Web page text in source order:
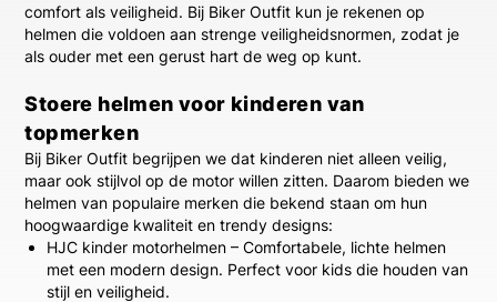
comfort als veiligheid. Bij Biker Outfit kun je rekenen op
helmen die voldoen aan strenge veiligheidsnormen, zodat je
als ouder met een gerust hart de weg op kunt.
Stoere helmen voor kinderen van
topmerken
Bij Biker Outfit begrijpen we dat kinderen niet alleen veilig,
maar ook stijlvol op de motor willen zitten. Daarom bieden we
helmen van populaire merken die bekend staan om hun
hoogwaardige kwaliteit en trendy designs:
HJC kinder motorhelmen – Comfortabele, lichte helmen
met een modern design. Perfect voor kids die houden van
stijl en veiligheid.